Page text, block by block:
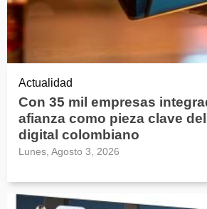
Actualidad
Con 35 mil empresas
afianza como pieza clave
digital colombiano
Lunes, Agosto 3, 2026